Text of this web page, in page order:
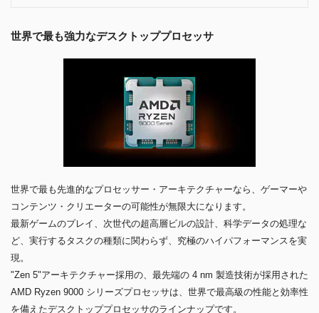
世界で最も強力なデスクトッププロセッサ
世界で最も先進的なプロセッサー・アーキテクチャーなら、ゲーマーや
コンテンツ・クリエーターの可能性が無限大になります。
最新ゲームのプレイ、次世代の超高層ビルの設計、科学データの処理な
ど、実行するタスクの種類に関わらず、究極のハイパフォーマンスを実
現。
"Zen 5"アーキテクチャー採用の、最先端の 4 nm 製造技術が採用された
AMD Ryzen 9000 シリーズプロセッサは、世界で最高級の性能と効率性
を備えたデスクトッププロセッサのラインナップです。